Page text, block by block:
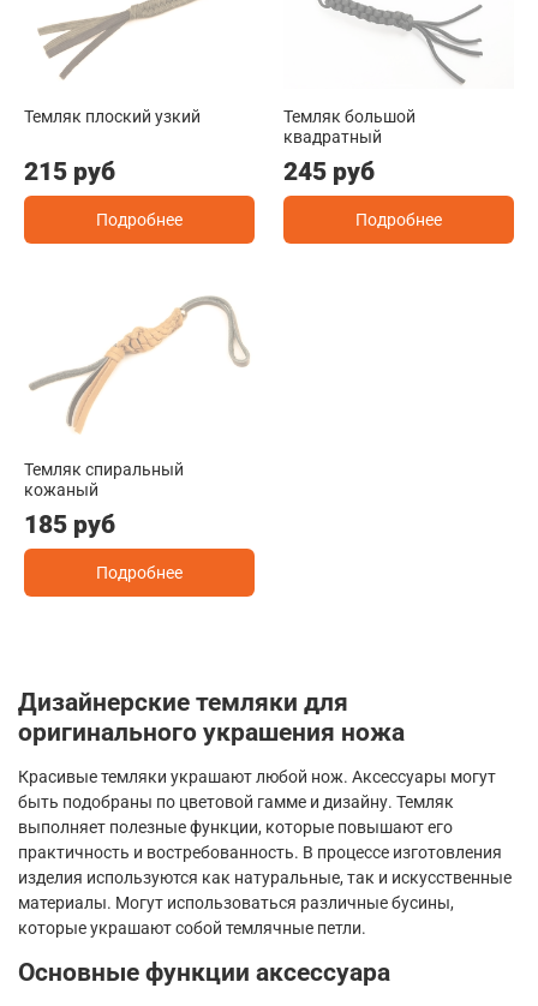
Темляк плоский узкий
215 руб
Подробнее
Темляк большой
квадратный
245 руб
Подробнее
Темляк спиральный
кожаный
185 руб
Подробнее
Дизайнерские темляки для
оригинального украшения ножа
Красивые темляки украшают любой нож. Аксессуары могут
быть подобраны по цветовой гамме и дизайну. Темляк
выполняет полезные функции, которые повышают его
практичность и востребованность. В процессе изготовления
изделия используются как натуральные, так и искусственные
материалы. Могут использоваться различные бусины,
которые украшают собой темлячные петли.
Основные функции аксессуара